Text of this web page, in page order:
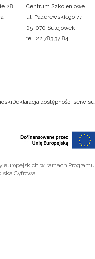
28
Centrum Szkoleniowe
ul. Paderewskiego 77
05-070 Sulejówek
tel. 22 783 37 84
Deklaracja dostępności serwisu
europejskich w ramach Programu
Cyfrowa